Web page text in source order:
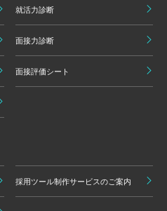
就活力診断
面接力診断
面接評価シート
採用ツール制作サービスのご案内